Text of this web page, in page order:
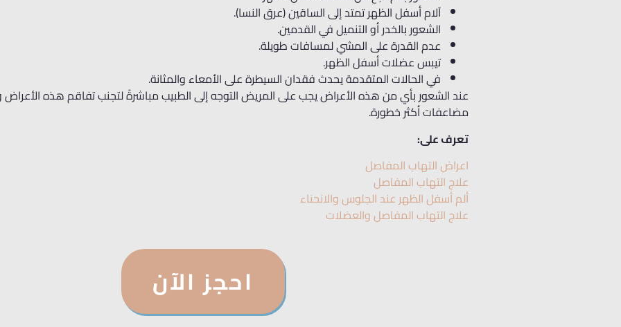
آلام أسفل الظهر تمتد إلى الساقين (عرق النسا).
الشعور بالخدر أو التنميل في القدمين.
عدم القدرة على المشي لمسافات طويلة.
تيبس عضلات أسفل الظهر.
في الحالات المتقدمة يحدث فقدان السيطرة على الأمعاء والمثانة.
عند الشعور بأي من هذه الأعراض يجب على المريض التوجه إلى الطبيب مباشرةً لتجنب تفاقم هذه الأعراض
مضاعفات أكثر خطورة.
تعرف على:
اعراض التهاب المفاصل
علاج التهاب المفاصل
ألم أسفل الظهر عند الجلوس والانحناء
علاج التهاب المفاصل والعضلات
احجز الآن